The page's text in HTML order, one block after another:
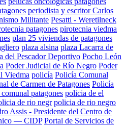
periodista y escritor Carlos
Militante Pesatti - Weretilneck
patagones pirotecnia viedma
plan 25 viviendas de patagones
plaza alsina plaza Lacarra de
del Pescador Deportivo Pocho León
Poder Judicial de Río Negro Poder
Viedma policía Policía Comunal
de Carmen de Patagones Policía
patagones policia de el
de rio negr policia de rio negro
Assis - Presidente del Centro de
— CIDP Portal de Servicios de